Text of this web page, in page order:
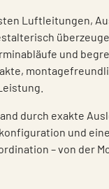
Luftleitungen,
und
durch exakte
und
– von der